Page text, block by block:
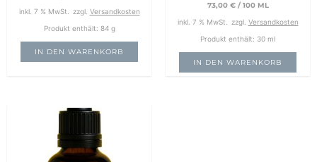
inkl. 7 % MwSt. zzgl. Versandkosten
Produkt enthält: 84 g
IN DEN WARENKORB
73,00 €/ 100 ML
inkl. 7 % MwSt. zzgl. Versandkosten
Produkt enthält: 30 ml
IN DEN WARENKORB